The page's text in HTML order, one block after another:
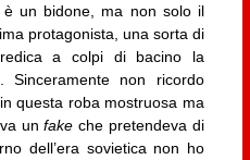
è un bidone, ma non solo il
protagonista, una sorta di
a colpi di bacino la
Sinceramente non ricordo
questa roba mostruosa ma
unfake che pretendeva di
dell’era sovietica non ho